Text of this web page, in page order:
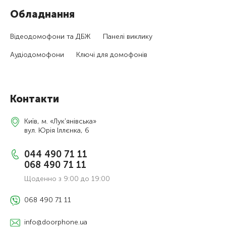
Обладнання
Відеодомофони та ДБЖ Панелі виклику
Аудіодомофони Ключі для домофонів
Контакти
Київ, м. «Лук'янівська»
вул. Юрія Іллєнка, 6
044 490 71 11
068 490 71 11
Щоденно з 9:00 до 19:00
068 490 71 11
info@doorphone.ua